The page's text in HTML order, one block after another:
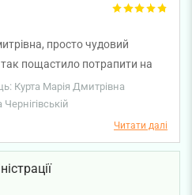
просто чудовий
пощастило потрапити на
— це область, в якій
все ще є багато
і приписування
потрапили до
та розсудливо пояснив
аргументи зрозумілою мовою.
Курта Марія Дмитрівна
Читати далі